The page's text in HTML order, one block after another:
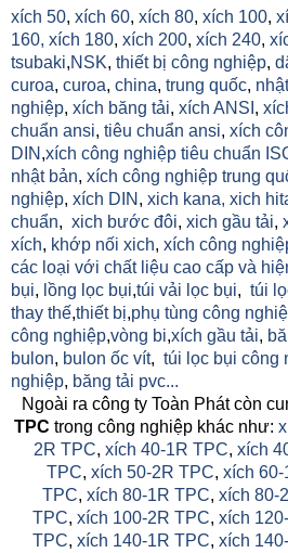
xích 50, xích 60, xích 80, xích 100,
160, xích 180, xích 200, xích 240,
tsubaki,NSK, thiết bị công nghiệp,
curoa, curoa, china, trung quốc, nhật
nghiệp, xích băng tải, xích ANSI ,
chuẩn ansi, tiêu chuẩn ansi, xích
DIN ,xích công nghiệp tiêu chuẩn
nhật bản, xích công nghiệp trung
nghiệp, xích DIN , xich kana, xich
chuẩn, xich bước đôi, xich gầu tải,
xích, khớp nối xich, xích công
các loại với chất liệu cao cấp và
bụi, lồng lọc bụi,túi vải lọc bụi, túi
thay thế,thiết bị,phụ tùng công
công nghiệp,vòng bi,xích gầu tải,
bulon, bulon ốc vít, túi lọc bụi công
nghiệp, băng tải pvc...
Ngoài ra công ty Toàn Phát còn
TPC trong công nghiệp khác như:
2R TPC, xích 40-1R TPC, xích
TPC, xích 50-2R TPC, xích 60-
TPC, xích 80-1R TPC, xích 80-
TPC, xích 100-2R TPC, xích
TPC, xích 140-1R TPC, xích